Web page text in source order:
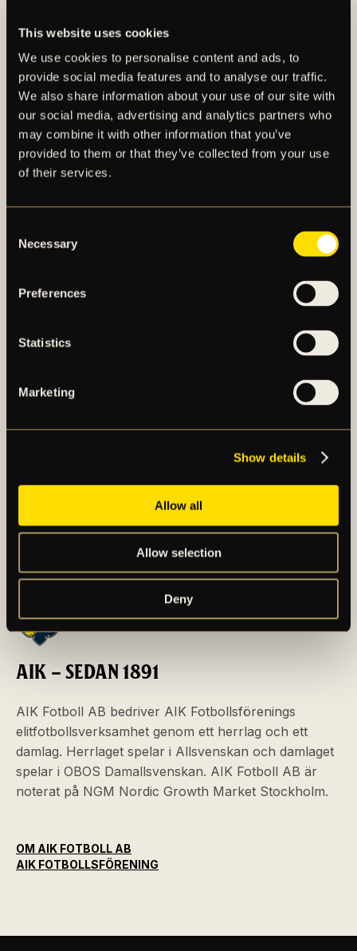
This website uses cookies
We use cookies to personalise content and ads, to
provide social media features and to analyse our traffic.
We also share information about your use of our site with
our social media, advertising and analytics partners who
may combine it with other information that you’ve
provided to them or that they’ve collected from your use
of their services.
Selection
Necessary
Preferences
Statistics
Marketing
Show details
Allow all
Allow selection
Deny
DIGITAL EXPONERING 365
Passion är nyckeln till kommunikation för att
ladda ett varumärke med ökad synlighet och
mottaglighet. Varför inte göra det i ett ...
MATCHDAG OCH KONFERENS
sällskap där konferensyta kombineras med
AIK – SEDAN 1891
AIK Fotboll AB bedriver AIK Fotbollsförenings
elitfotbollsverksamhet genom ett herrlag och ett
damlag. Herrlaget spelar i Allsvenskan och damlaget
spelar i OBOS Damallsvenskan. AIK Fotboll AB är
noterat på NGM Nordic Growth Market Stockholm.
OM AIK FOTBOLL AB
AIK FOTBOLLSFÖRENING